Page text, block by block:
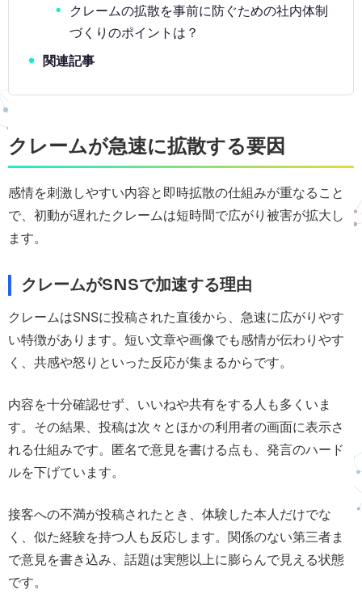
クレームの拡散を事前に防ぐための社内体制
づくりのポイントは？
関連記事
クレームが急速に拡散する要因
感情を刺激しやすい内容と即時拡散の仕組みが重なること
で、初動が遅れたクレームは短時間で広がり被害が拡大し
ます。
クレームがSNSで加速する理由
クレームはSNSに投稿された直後から、急速に広がりやす
い特徴があります。短い文章や画像でも感情が伝わりやす
く、共感や怒りといった反応が集まるからです。
内容を十分確認せず、いいねや共有をする人も多くいま
す。その結果、投稿は次々とほかの利用者の画面に表示さ
れる仕組みです。匿名で意見を書ける点も、発言のハード
ルを下げています。
接客への不満が投稿されたとき、体験した本人だけでな
く、似た経験を持つ人も反応します。関係のない第三者ま
で意見を書き込み、話題は実態以上に膨らんで見える状態
です。